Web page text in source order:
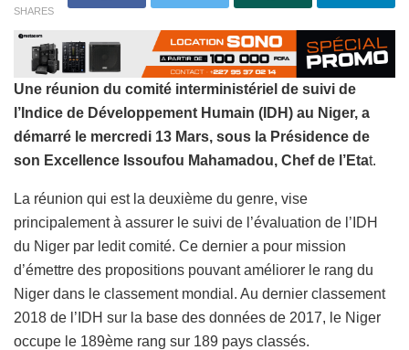
SHARES
Une réunion du comité interministériel de suivi de
l’Indice de Développement Humain (IDH) au Niger, a
démarré le mercredi 13 Mars, sous la Présidence de
son Excellence Issoufou Mahamadou, Chef de l’Etat.
La réunion qui est la deuxième du genre, vise
principalement à assurer le suivi de l’évaluation de l’IDH
du Niger par ledit comité. Ce dernier a pour mission
d’émettre des propositions pouvant améliorer le rang du
Niger dans le classement mondial. Au dernier classement
2018 de l’IDH sur la base des données de 2017, le Niger
occupe le 189ème rang sur 189 pays classés.